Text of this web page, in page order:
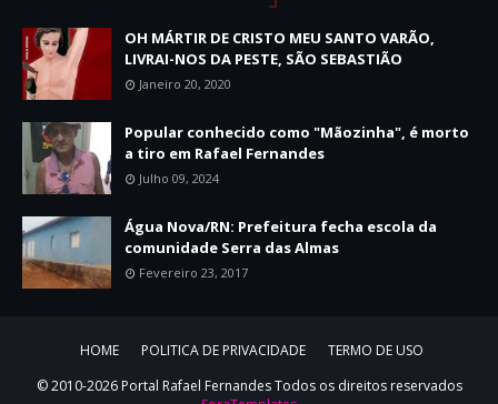
OH MÁRTIR DE CRISTO MEU SANTO VARÃO,
LIVRAI-NOS DA PESTE, SÃO SEBASTIÃO
Janeiro 20, 2020
Popular conhecido como "Mãozinha", é morto
a tiro em Rafael Fernandes
Julho 09, 2024
Água Nova/RN: Prefeitura fecha escola da
comunidade Serra das Almas
Fevereiro 23, 2017
HOME POLITICA DE PRIVACIDADE
TERMO DE USO
© 2010-2026 Portal Rafael Fernandes Todos os direitos reservados